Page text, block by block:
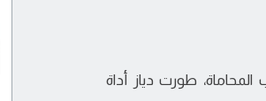
طورت دياز أداة